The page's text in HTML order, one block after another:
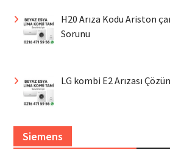
H20 Arıza Kodu Ariston
Sorunu
LG kombi E2 Arızası
Siemens